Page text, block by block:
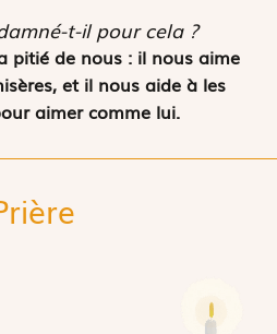
t-il pour cela ?
pitié de nous : il nous aime
et il nous aide à les
aimer comme lui.